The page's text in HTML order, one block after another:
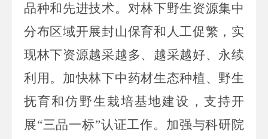
品种和先进技术。对林下野生资源集中
分布区域开展封山保育和人工促繁，实
现林下资源越采越多、越采越好、永续
利用。加快林下中药材生态种植、野生
抚育和仿野生栽培基地建设，支持开
展“三品一标”认证工作。加强与科研院